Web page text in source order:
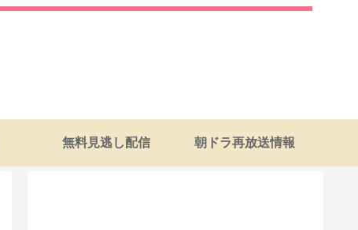
無料見逃し配信 朝ドラ再放送情報